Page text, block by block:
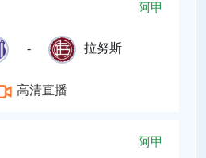
阿甲
- 拉努斯
高清直播
阿甲